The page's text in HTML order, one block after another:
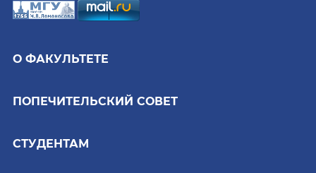
О ФАКУЛЬТЕТЕ
ПОПЕЧИТЕЛЬСКИЙ СОВЕТ
СТУДЕНТАМ